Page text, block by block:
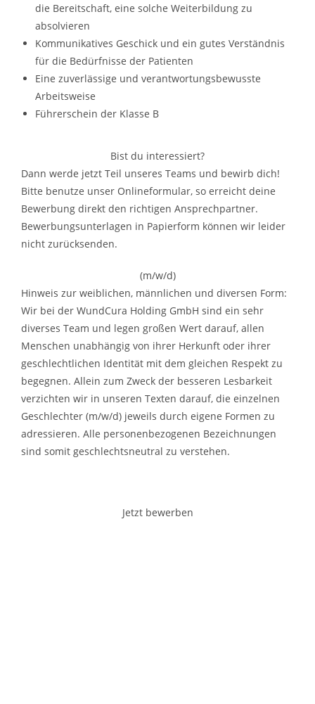
die Bereitschaft, eine solche Weiterbildung zu
absolvieren
Kommunikatives Geschick und ein gutes Verständnis
für die Bedürfnisse der Patienten
Eine zuverlässige und verantwortungsbewusste
Arbeitsweise
Führerschein der Klasse B
Bist du interessiert?
Dann werde jetzt Teil unseres Teams und bewirb dich!
Bitte benutze unser Onlineformular, so erreicht deine
Bewerbung direkt den richtigen Ansprechpartner.
Bewerbungsunterlagen in Papierform können wir leider
nicht zurücksenden.
(m/w/d)
Hinweis zur weiblichen, männlichen und diversen Form:
Wir bei der WundCura Holding GmbH sind ein sehr
diverses Team und legen großen Wert darauf, allen
Menschen unabhängig von ihrer Herkunft oder ihrer
geschlechtlichen Identität mit dem gleichen Respekt zu
begegnen. Allein zum Zweck der besseren Lesbarkeit
verzichten wir in unseren Texten darauf, die einzelnen
Geschlechter (m/w/d) jeweils durch eigene Formen zu
adressieren. Alle personenbezogenen Bezeichnungen
sind somit geschlechtsneutral zu verstehen.
Jetzt bewerben